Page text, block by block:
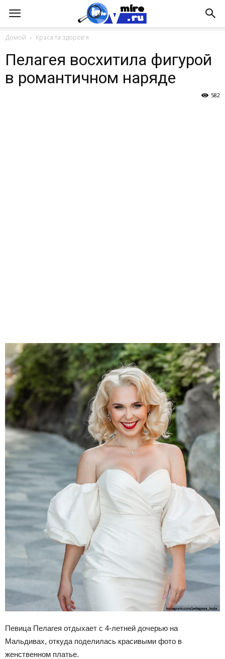
Домой Краса та здоров'я
Пелагея восхитила фигурой
в романтичном наряде
582
Певица Пелагея отдыхает с 4-летней дочерью на
Мальдивах, откуда поделилась красивыми фото в
женственном платье.